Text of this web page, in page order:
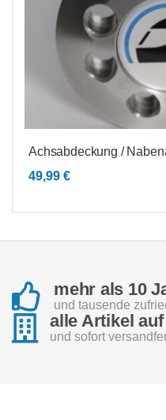
Achsabdeckung /
49,99 €
mehr als 10
und tausende
alle Artikel
und sofort